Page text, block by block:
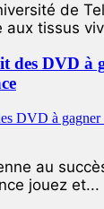
de
aux tissus
des DVD à
au
jouez et...